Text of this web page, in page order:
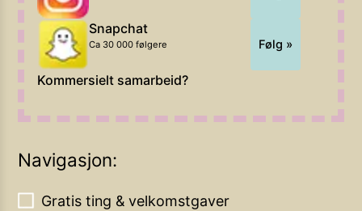
Snapchat
Ca 30 000 følgere Følg »
Kommersielt samarbeid?
Navigasjon:
Gratis ting & velkomstgaver